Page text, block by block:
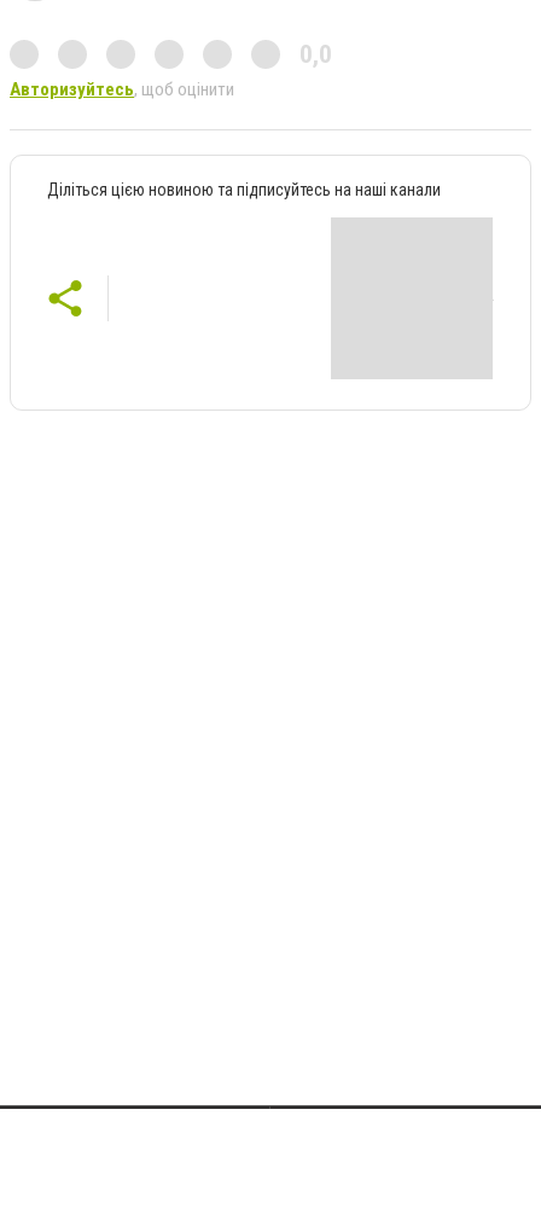
0,0
Авторизуйтесь, щоб оцінити
Діліться цією новиною та підписуйтесь на наші канали